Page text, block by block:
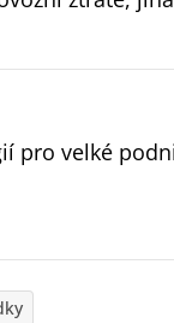
pro velké